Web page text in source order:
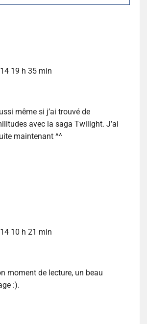
19 h 35 min
même si j’ai trouvé de
avec la saga Twilight. J’ai
maintenant ^^
10 h 21 min
moment de lecture, un beau
:).